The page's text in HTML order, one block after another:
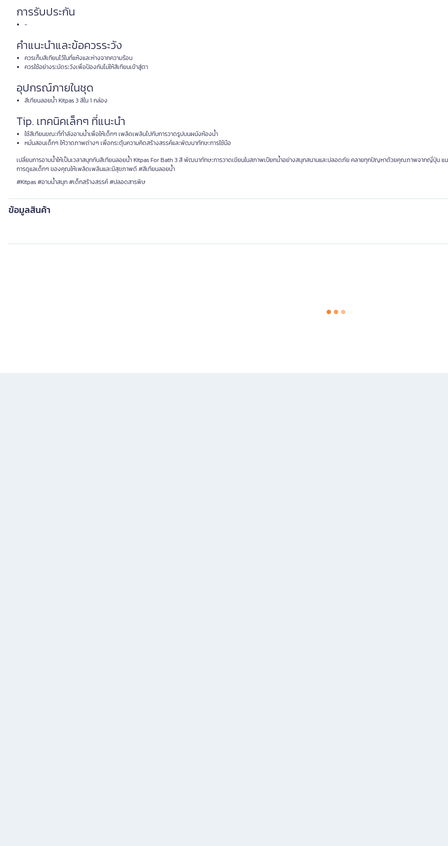
การรับประกัน
-
คำแนะนำและข้อควรระวัง
ควรเก็บสีเทียนไว้ในที่แห้งและห่างจากความร้อน
ควรใช้อย่างระมัดระวังเพื่อป้องกันไม่ให้สีเทียนเข้าสู่ตา
อุปกรณ์ภายในชุด
สีเทียนลอยน้ำ Kitpas 3 สีใน 1 กล่อง
Tip. เทคนิคเล็กๆ ที่แนะนำ
ใช้สีเทียนขณะที่กำลังอาบน้ำเพื่อให้เด็กๆ เพลิดเพลินไปกับการวาดรูปบนผนังห้องน้ำ
หมั่นสอนเด็กๆ ให้วาดภาพต่างๆ เพื่อกระตุ้นความคิดสร้างสรรค์และพัฒนาทักษะการใช้มือ
เปลี่ยนการอาบน้ำให้เป็นเวลาสนุกกับสีเทียนลอยน้ำ Kitpas For Bath 3 สี พัฒนาทักษะการวาดเขียนในสภาพเปียกน้ำอย่างสนุกสนานและปลอดภัย คลายทุกปัญหาด้วยคุณภาพจากญี่ปุ่น แ
การดูแลเด็กๆ ของคุณให้เพลิดเพลินและมีสุขภาพดี #สีเทียนลอยน้ำ
#Kitpas #อาบน้ำสนุก #เด็กสร้างสรรค์ #ปลอดสารพิษ
ข้อมูลสินค้า